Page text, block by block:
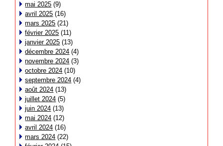
mai 2025 (9)
avril 2025 (16)
mars 2025 (21)
février 2025 (11)
janvier 2025 (13)
décembre 2024 (4)
novembre 2024 (3)
octobre 2024 (10)
septembre 2024 (4)
août 2024 (13)
juillet 2024 (5)
juin 2024 (13)
mai 2024 (12)
avril 2024 (16)
mars 2024 (22)